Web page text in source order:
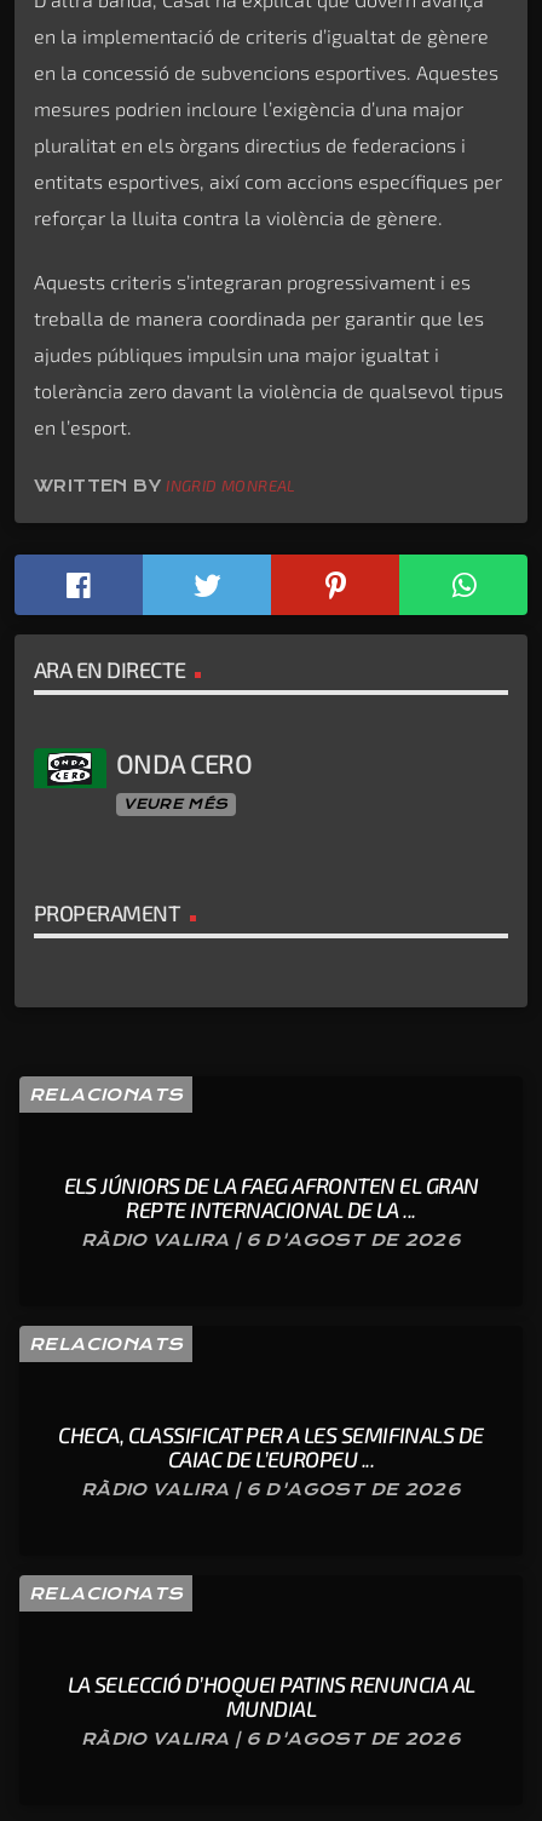
en la implementació de criteris d’igualtat de gènere
en la concessió de subvencions esportives. Aquestes
mesures podrien incloure l’exigència d’una major
pluralitat en els òrgans directius de federacions i
entitats esportives, així com accions específiques per
reforçar la lluita contra la violència de gènere.
Aquests criteris s’integraran progressivament i es
treballa de manera coordinada per garantir que les
ajudes públiques impulsin una major igualtat i
tolerància zero davant la violència de qualsevol tipus
en l’esport.
WRITTEN BYINGRID MONREAL
ARA EN DIRECTE
ONDA CERO
VEURE MÉS
PROPERAMENT
RELACIONATS
ELS JÚNIORS DE LA FAEG AFRONTEN EL GRAN
REPTE INTERNACIONAL DE LA ...
RÀDIO VALIRA | 6 D'AGOST DE 2026
RELACIONATS
CHECA, CLASSIFICAT PER A LES SEMIFINALS DE
CAIAC DE L’EUROPEU ...
RÀDIO VALIRA | 6 D'AGOST DE 2026
RELACIONATS
LA SELECCIÓ D’HOQUEI PATINS RENUNCIA AL
MUNDIAL
RÀDIO VALIRA | 6 D'AGOST DE 2026